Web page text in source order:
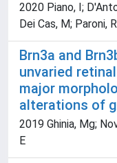
2020 Piano, I;
Dei Cas, M; Paroni,
Brn3a and
unvaried
major
alterations of
2019 Ghinia, Mg;
E